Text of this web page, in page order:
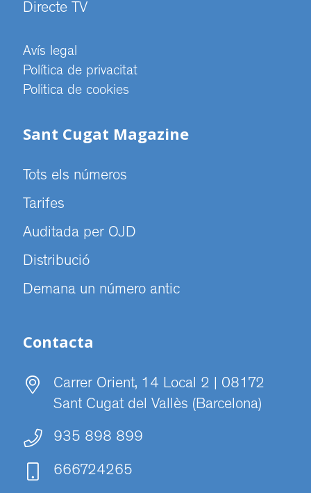
Directe TV
Avís legal
Política de privacitat
Politica de cookies
Sant Cugat Magazine
Tots els números
Tarifes
Auditada per OJD
Distribució
Demana un número antic
Contacta
Carrer Orient, 14 Local 2 | 08172
Sant Cugat del Vallès (Barcelona)
935 898 899
666724265